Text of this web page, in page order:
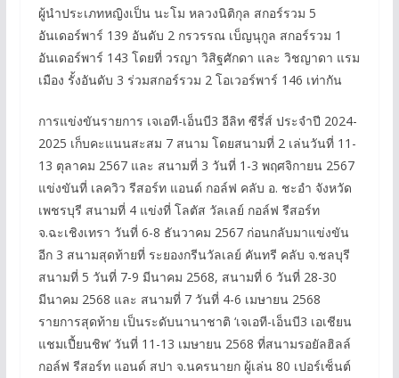
ผู้นำประเภทหญิงเป็น นะโม หลวงนิติกุล สกอร์รวม 5
อันเดอร์พาร์ 139 อันดับ 2 กรวรรณ เบ็ญนุกูล สกอร์รวม 1
อันเดอร์พาร์ 143 โดยที่ วรญา วิสิฐศักดา และ วิชญาดา แรม
เมือง รั้งอันดับ 3 ร่วมสกอร์รวม 2 โอเวอร์พาร์ 146 เท่ากัน
การแข่งขันรายการ เจเอที-เอ็นบี3 อีลิท ซีรี่ส์ ประจำปี 2024-
2025 เก็บคะแนนสะสม 7 สนาม โดยสนามที่ 2 เล่นวันที่ 11-
13 ตุลาคม 2567 และ สนามที่ 3 วันที่ 1-3 พฤศจิกายน 2567
แข่งขันที่ เลควิว รีสอร์ท แอนด์ กอล์ฟ คลับ อ. ชะอำ จังหวัด
เพชรบุรี สนามที่ 4 แข่งที่ โลตัส วัลเลย์ กอล์ฟ รีสอร์ท
จ.ฉะเชิงเทรา วันที่ 6-8 ธันวาคม 2567 ก่อนกลับมาแข่งขัน
อีก 3 สนามสุดท้ายที่ ระยองกรีนวัลเลย์ คันทรี คลับ จ.ชลบุรี
สนามที่ 5 วันที่ 7-9 มีนาคม 2568, สนามที่ 6 วันที่ 28-30
มีนาคม 2568 และ สนามที่ 7 วันที่ 4-6 เมษายน 2568
รายการสุดท้าย เป็นระดับนานาชาติ ‘เจเอที-เอ็นบี3 เอเชียน
แชมเปี้ยนชิพ’ วันที่ 11-13 เมษายน 2568 ที่สนามรอยัลฮิลล์
กอล์ฟ รีสอร์ท แอนด์ สปา จ.นครนายก ผู้เล่น 80 เปอร์เซ็นต์